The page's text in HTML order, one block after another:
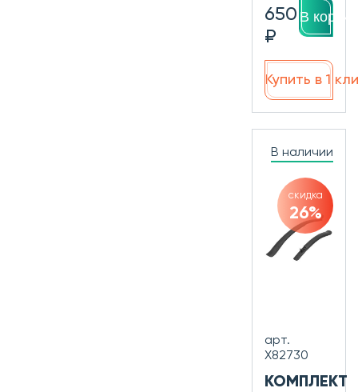
650
₽
В
Купить в 1
В наличии
скидка
26%
арт.
Х82730
КОМПЛЕКТ